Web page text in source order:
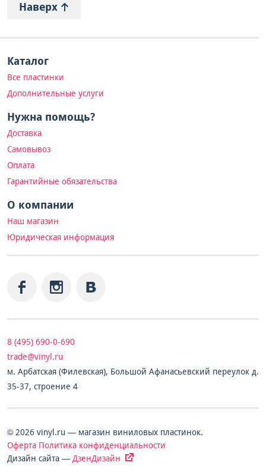
Наверх
Каталог
Все пластинки
Дополнительные услуги
Нужна помощь?
Доставка
Самовывоз
Оплата
Гарантийные обязательства
О компании
Наш магазин
Юридическая информация
8 (495) 690-0-690
trade@vinyl.ru
м. Арбатская (Филевская), Большой Афанасьевский переулок д.
35-37, строение 4
© 2026 vinyl.ru — магазин виниловых пластинок.
Оферта Политика конфиденциальности
Дизайн сайта — ДзенДизайн